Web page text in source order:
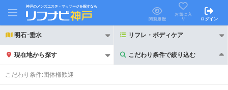
神戸のメンズエステ・マッサージを探すなら
閲覧履歴
お気に入
り
ログイン
明石･垂水 リフレ・ボディケア
現在地から探す こだわり条件で絞り込む
こだわり条件で絞り込む
こだわり条件:団体様歓迎